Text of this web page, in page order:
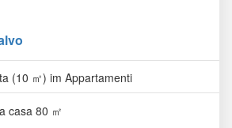
(10 ㎡) im Appartamenti
casa 80 ㎡